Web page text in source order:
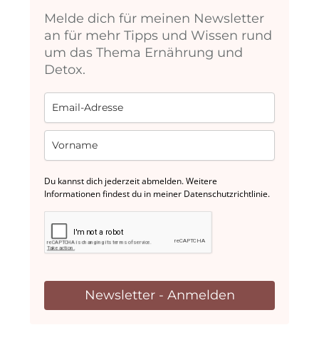
Melde dich für meinen Newsletter
an für mehr Tipps und Wissen rund
um das Thema Ernährung und
Detox.
Du kannst dich jederzeit abmelden. Weitere
Informationen findest du in meiner Datenschutzrichtlinie.
Newsletter - Anmelden